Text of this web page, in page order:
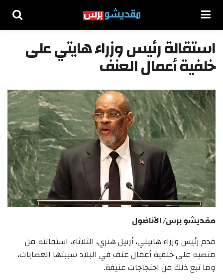
استقالة رئيس وزراء هايتي على
خلفية أعمال العنف
مقديشو برس/ الأناضول
قدم رئيس وزراء هاييتي، أرييل هنري، الثلاثاء، استقالته من
منصبه على خلفية أعمال عنف في البلاد سببتها العصابات،
وما تبع ذلك من احتجاجات عنيفة.